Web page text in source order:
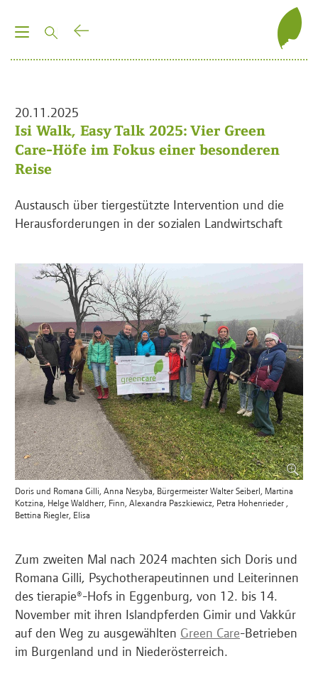
T
l
e
n
v
g
n
20.11.2025
Isi Walk, Easy Talk 2025: Vier Green
Care-Höfe im Fokus einer besonderen
Reise
Austausch über tiergestützte Intervention und die
Herausforderungen in der sozialen Landwirtschaft
Doris und Romana Gilli, Anna Nesyba, Bürgermeister Walter Seiberl, Martina
Kotzina, Helge Waldherr, Finn, Alexandra Paszkiewicz, Petra Hohenrieder ,
Bettina Riegler, Elisa
Zum zweiten Mal nach 2024 machten sich Doris und
Romana Gilli, Psychotherapeutinnen und Leiterinnen
des tierapie®-Hofs in Eggenburg, von 12. bis 14.
November mit ihren Islandpferden Gimir und Vakkúr
auf den Weg zu ausgewählten Green Care-Betrieben
im Burgenland und in Niederösterreich.